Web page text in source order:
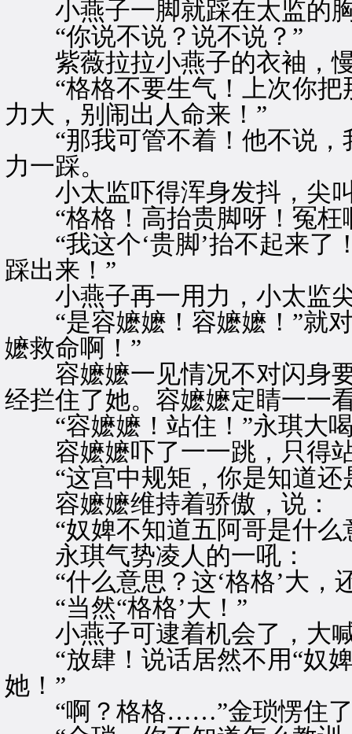
小燕子一脚就踩在太监的
“你说不说？说不说？”
紫薇拉拉小燕子的衣袖，
“格格不要生气！上次你把
力大，别闹出人命来！”
“那我可管不着！他不说，
力一踩。
小太监吓得浑身发抖，尖
“格格！高抬贵脚呀！冤枉
“我这个‘贵脚’抬不起来了
踩出来！”
小燕子再一用力，小太监
“是容嬷嬷！容嬷嬷！”就对
嬷救命啊！”
容嬷嬷一见情况不对闪身要
经拦住了她。容嬷嬷定睛一一
“容嬷嬷！站住！”永琪大
容嬷嬷吓了一一跳，只得站
“这宫中规矩，你是知道还
容嬷嬷维持着骄傲，说：
“奴婢不知道五阿哥是什么
永琪气势凌人的一吼：
“什么意思？这‘格格’大，
“当然“格格’大！”
小燕子可逮着机会了，大
“放肆！说话居然不用“奴婢
她！”
“啊？格格……”金琐愣住